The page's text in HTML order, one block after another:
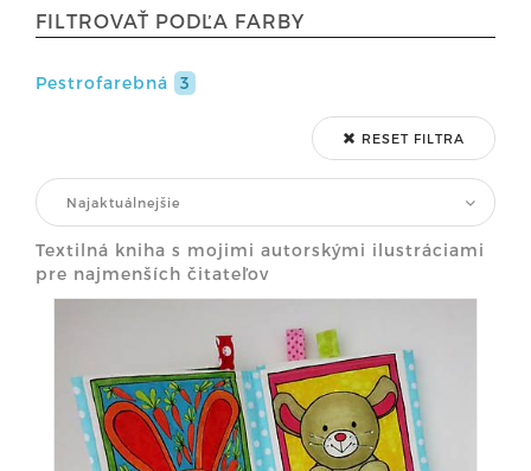
FILTROVAŤ PODĽA FARBY
Pestrofarebná 3
RESET FILTRA
Najaktuálnejšie
Textilná kniha s mojimi autorskými ilustráciami
pre najmenších čitateľov